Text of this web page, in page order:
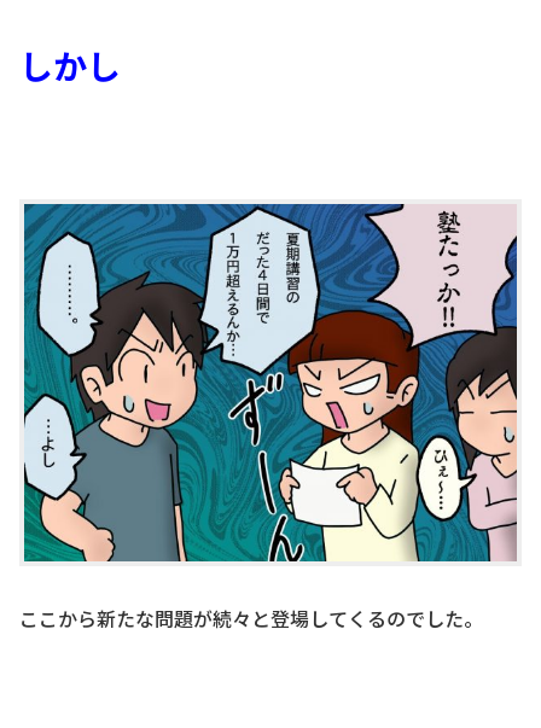
しかし
ここから新たな問題が続々と登場してくるのでした。